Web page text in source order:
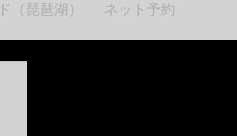
（琵琶湖） ネット予約